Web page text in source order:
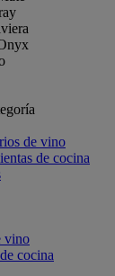
de vino
de cocina
vino
cocina